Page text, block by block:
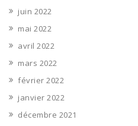
juin 2022
mai 2022
avril 2022
mars 2022
février 2022
janvier 2022
décembre 2021